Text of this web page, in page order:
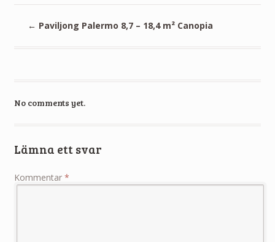
← Paviljong Palermo 8,7 – 18,4 m² Canopia
No comments yet.
Lämna ett svar
Kommentar *